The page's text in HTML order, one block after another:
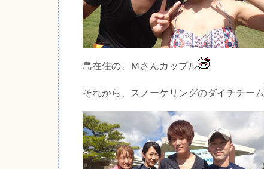
島在住の、Ｍさんカップル
それから、スノーケリングのダイチチーム